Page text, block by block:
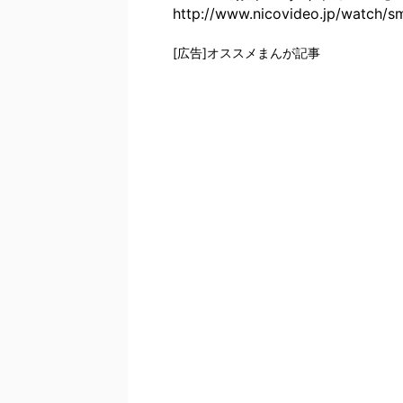
http://www.nicovideo.jp/watch/
[広告]オススメまんが記事